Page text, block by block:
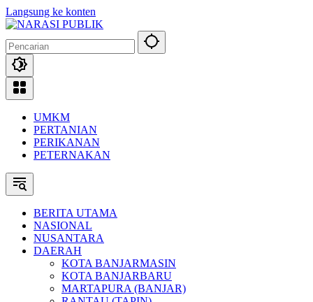
Langsung ke konten
UMKM
PERTANIAN
PERIKANAN
PETERNAKAN
BERITA UTAMA
NASIONAL
NUSANTARA
DAERAH
KOTA BANJARMASIN
KOTA BANJARBARU
MARTAPURA (BANJAR)